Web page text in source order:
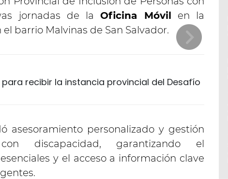
jornadas de laOficina Móvil en la
barrio Malvinas de San Salvador.
recibir la instancia provincial del Desafío
asesoramiento personalizado y gestión
discapacidad, garantizando el
y el acceso a información clave